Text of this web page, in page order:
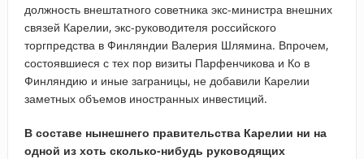
должность внештатного советника экс-министра внешних
связей Карелии, экс-руководителя российского
торгпредства в Финляндии Валерия Шлямина. Впрочем,
состоявшиеся с тех пор визиты Парфенчикова и Ко в
Финляндию и иные заграницы, не добавили Карелии
заметных объемов иностранных инвестиций.
В составе нынешнего правительства Карелии ни на
одной из хоть сколько-нибудь руководящих